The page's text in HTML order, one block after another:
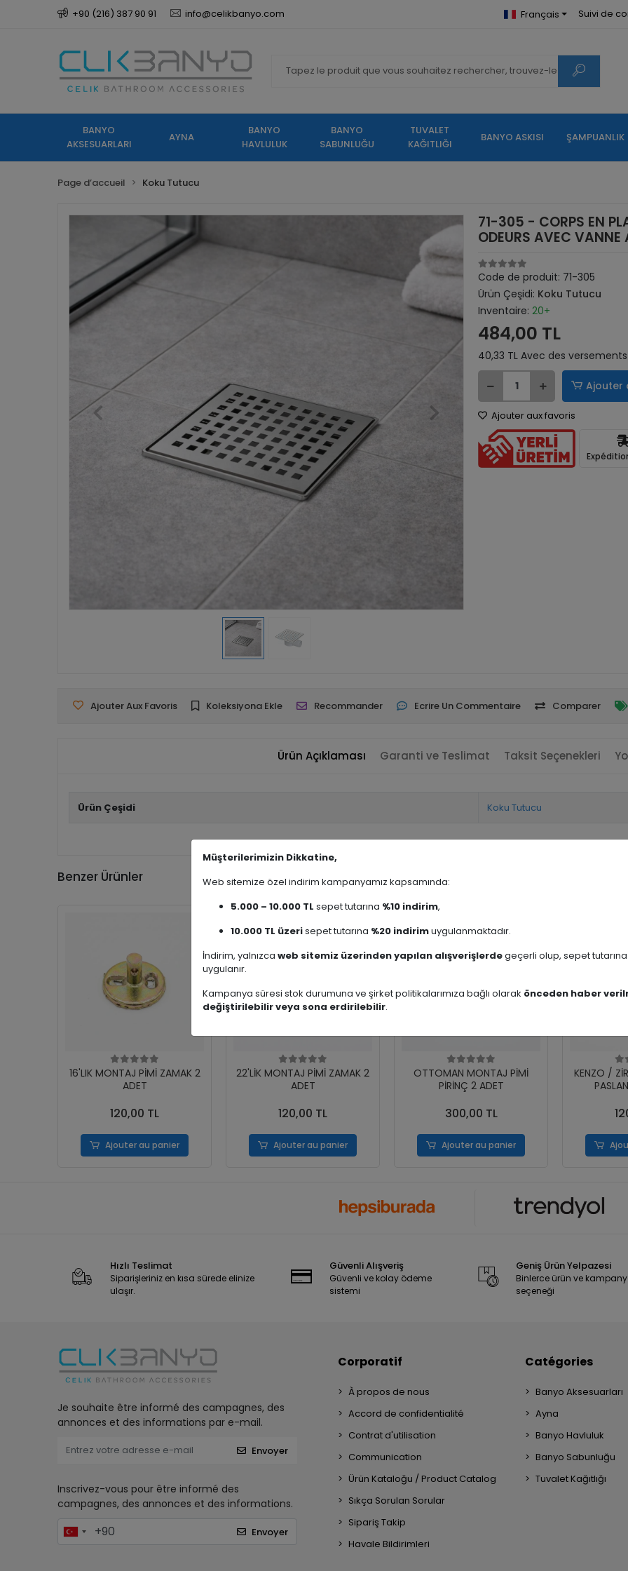
+90 (216) 387 90 91 info@celikbanyo.com Français Suivi de
BANYO
AKSESUARLARI
AYNA
BANYO
HAVLULUK
BANYO
SABUNLUĞU
TUVALET
KAĞITLIĞI
BANYO ASKISI ŞAMPUANLIK
Page d’accueil Koku Tutucu
71-305 - CORPS EN
ODEURS AVEC VANNE
Code de produit: 71-305
Ürün Çeşidi: Koku Tutucu
Inventaire: 20+
484,00 TL
40,33 TL Avec des
Ajouter
Ajouter aux favoris
Ajouter Aux Favoris Koleksiyona Ekle Recommander Ecrire Un Commentaire Comparer
Ürün Açıklaması Garanti ve Teslimat Taksit Seçenekleri
Ürün Çeşidi Koku Tutucu
Benzer Ürünler
16'LIK MONTAJ PİMİ ZAMAK 2
ADET
120,00 TL
Ajouter au panier
22'LİK MONTAJ PİMİ ZAMAK 2
ADET
120,00 TL
Ajouter au panier
OTTOMAN MONTAJ PİMİ
PİRİNÇ 2 ADET
300,00 TL
Ajouter au panier
KENZO /
Hızlı Teslimat
Siparişleriniz en kısa sürede elinize
ulaşır.
Güvenli Alışveriş
Güvenli ve kolay ödeme
sistemi
Geniş Ürün Yelpazesi
Binlerce ürün ve
seçeneği
Je souhaite être informé des campagnes, des
annonces et des informations par e-mail.
Envoyer
Inscrivez-vous pour être informé des
campagnes, des annonces et des informations.
Envoyer
Corporatif
À propos de nous
Accord de confidentialité
Contrat d'utilisation
Communication
Ürün Kataloğu / Product Catalog
Sıkça Sorulan Sorular
Sipariş Takip
Havale Bildirimleri
Catégories
Banyo Aksesuarları
Ayna
Banyo Havluluk
Banyo Sabunluğu
Tuvalet Kağıtlığı
Müşterilerimizin Dikkatine,
Web sitemize özel indirim kampanyamız kapsamında:
5.000 – 10.000 TL sepet tutarına %10 indirim,
10.000 TL üzerisepet tutarına %20 indirimuygulanmaktadır.
İndirim, yalnızca web sitemiz üzerinden yapılan alışverişlerdegeçerli olup, sepet
uygulanır.
Kampanya süresi stok durumuna ve şirket politikalarımıza bağlı olarak önceden haber
değiştirilebilir veya sona erdirilebilir.